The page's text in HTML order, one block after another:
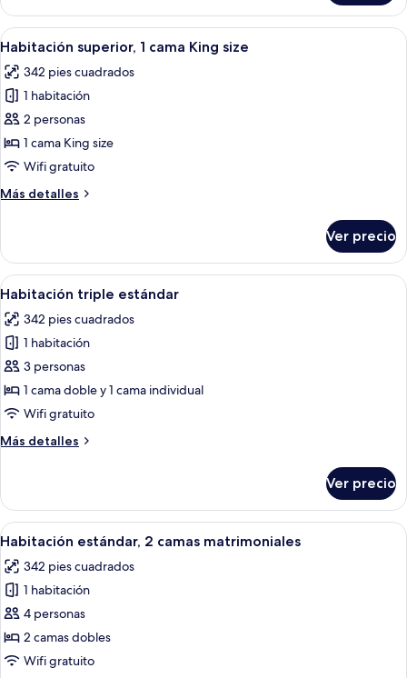
estándar,
cama
Abrir
todas
las
fotos
de
Habitación
superior,
cama
8
Habitación superior, 1 cama King size
342 pies cuadrados
1 habitación
2 personas
1 cama King size
Wifi gratuito
Más detalles
Más
superior,
cama
size
Ver precio
Abrir
todas
las
fotos
de
Habitación
triple
7
Habitación triple estándar
342 pies cuadrados
1 habitación
3 personas
1 cama doble y 1 cama individual
Wifi gratuito
Más detalles
Más
triple
estándar
Ver precio
Abrir
todas
las
fotos
de
Habitación
estándar,
8
Habitación estándar, 2 camas matrimoniales
342 pies cuadrados
1 habitación
4 personas
2 camas dobles
Wifi gratuito